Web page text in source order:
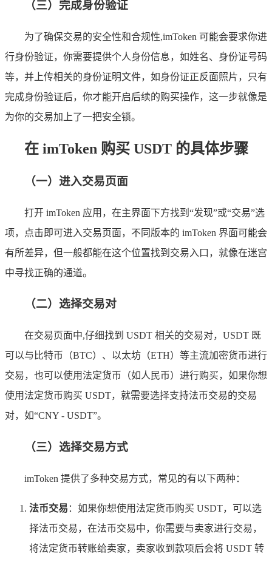
（三）完成身份验证
为了确保交易的安全性和合规性,imToken 可能会要求你进
行身份验证，你需要提供个人身份信息，如姓名、身份证号码
等，并上传相关的身份证明文件，如身份证正反面照片，只有
完成身份验证后，你才能开启后续的购买操作，这一步就像是
为你的交易加上了一把安全锁。
在 imToken 购买 USDT 的具体步骤
（一）进入交易页面
打开 imToken 应用，在主界面下方找到“发现”或“交易”选
项，点击即可进入交易页面，不同版本的 imToken 界面可能会
有所差异，但一般都能在这个位置找到交易入口，就像在迷宫
中寻找正确的通道。
（二）选择交易对
在交易页面中,仔细找到 USDT 相关的交易对，USDT 既
可以与比特币（BTC）、以太坊（ETH）等主流加密货币进行
交易，也可以使用法定货币（如人民币）进行购买，如果你想
使用法定货币购买 USDT，就需要选择支持法币交易的交易
对，如“CNY - USDT”。
（三）选择交易方式
imToken 提供了多种交易方式，常见的有以下两种：
法币交易 ：如果你想使用法定货币购买 USDT，可以选
择法币交易，在法币交易中，你需要与卖家进行交易，
将法定货币转账给卖家，卖家收到款项后会将 USDT 转